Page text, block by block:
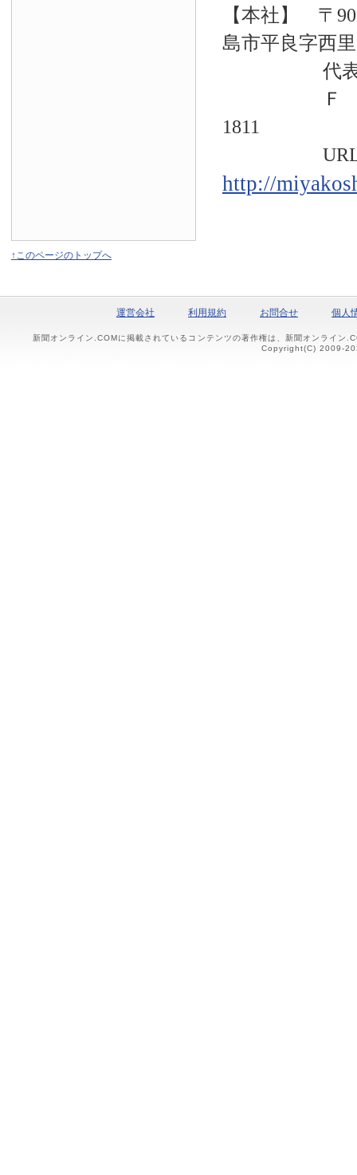
【本社】 〒
島市平良字西
代表電話
Ｆ Ａ
1811
URL
http://
↑このページのトップへ
運営会社 利用規約 お問合せ 個人
新聞オンライン.COMに掲載されているコンテンツの著作権は、新聞オンライン
Copyright(C) 2009-